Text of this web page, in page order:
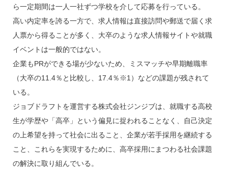
ら一定期間は一人一社ずつ学校を介して応募を行っている。
高い内定率を誇る一方で、求人情報は直接訪問や郵送で届く求
人票から得ることが多く、大卒のような求人情報サイトや就職
イベントは一般的ではない。
企業もPRができる場が少ないため、ミスマッチや早期離職率
（大卒の11.4％と比較し、17.4％※1）などの課題が残されて
いる。
ジョブドラフトを運営する株式会社ジンジブは、就職する高校
生が学歴や「高卒」という偏見に捉われることなく、自己決定
の上希望を持って社会に出ること、企業が若手採用を継続する
こと、これらを実現するために、高卒採用にまつわる社会課題
の解決に取り組んでいる。